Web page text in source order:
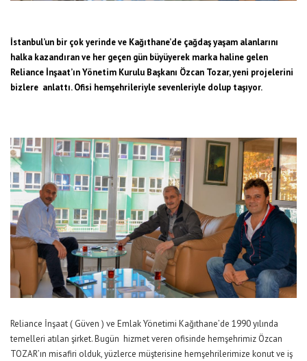
İstanbul’un bir çok yerinde ve Kağıthane’de çağdaş yaşam alanlarını
halka kazandıran ve her geçen gün büyüyerek marka haline gelen
Reliance İnşaat’ın Yönetim Kurulu Başkanı Özcan Tozar, yeni projelerini
bizlere anlattı. Ofisi hemşehrileriyle sevenleriyle dolup taşıyor.
Reliance İnşaat ( Güven ) ve Emlak Yönetimi Kağıthane’de 1990 yılında
temelleri atılan şirket. Bugün hizmet veren ofisinde hemşehrimiz Özcan
TOZAR’ın misafiri olduk, yüzlerce müşterisine hemşehrilerimize konut ve iş